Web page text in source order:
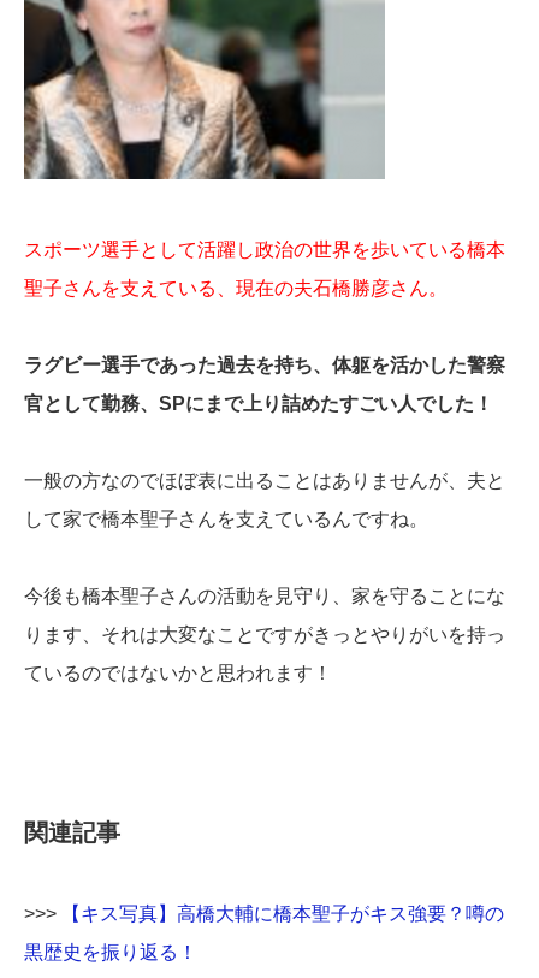
スポーツ選手として活躍し政治の世界を歩いている橋本
聖子さんを支えている、現在の夫石橋勝彦さん。
ラグビー選手であった過去を持ち、体躯を活かした警察
官として勤務、SPにまで上り詰めたすごい人でした！
一般の方なのでほぼ表に出ることはありませんが、夫と
して家で橋本聖子さんを支えているんですね。
今後も橋本聖子さんの活動を見守り、家を守ることにな
ります、それは大変なことですがきっとやりがいを持っ
ているのではないかと思われます！
関連記事
>>>
【キス写真】高橋大輔に橋本聖子がキス強要？噂の
黒歴史を振り返る！